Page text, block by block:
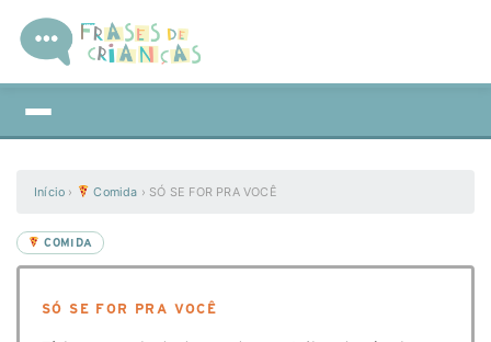
Início › Comida › SÓ SE FOR PRA VOCÊ
COMIDA
SÓ SE FOR PRA VOCÊ